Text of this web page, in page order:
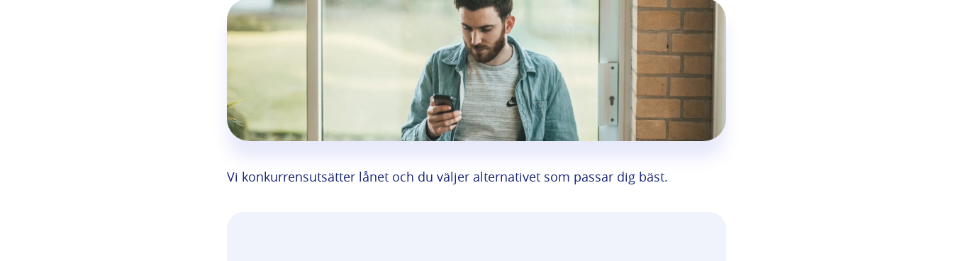
Vi konkurrensutsätter lånet och du väljer alternativet som passar dig bäst.